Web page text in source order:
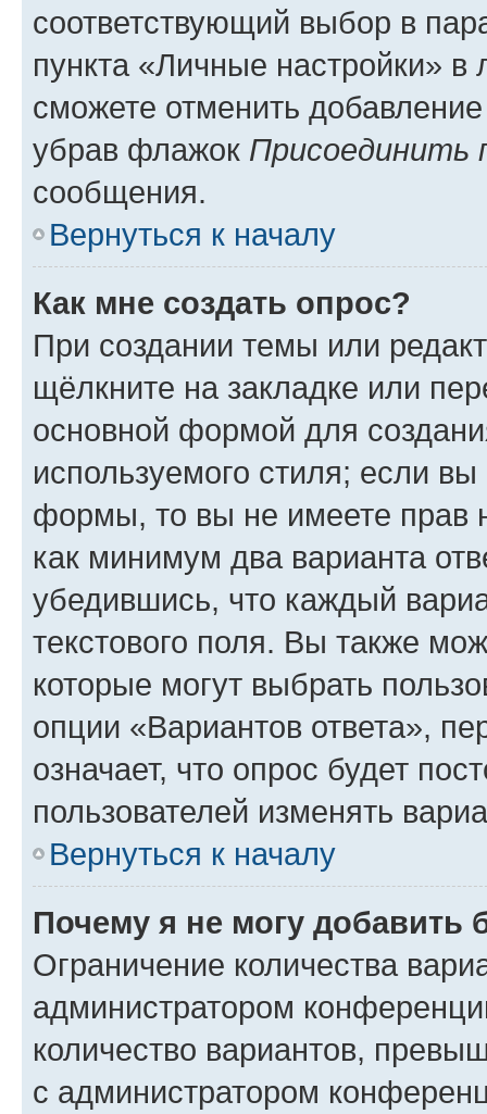
соответствующий выбор в
пункта «Личные настройки»
сможете отменить
убрав флажок Присоединить
сообщения.
Вернуться к началу
Как мне создать опрос?
При создании темы или
щёлкните на закладке или
основной формой для
используемого стиля; если
формы, то вы не имеете прав
как минимум два варианта
убедившись, что каждый
текстового поля. Вы также
которые могут выбрать
опции «Вариантов ответа»,
означает, что опрос будет
пользователей изменять
Вернуться к началу
Почему я не могу добавить
Ограничение количества
администратором
количество вариантов,
с администратором